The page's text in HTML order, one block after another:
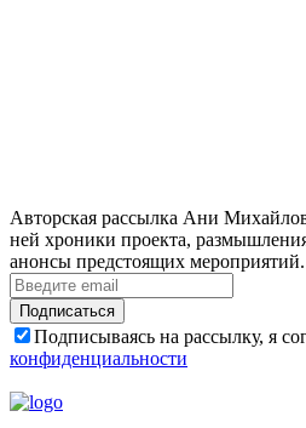
Авторская рассылка Ани
ней хроники проекта,
анонсы предстоящих мероприятий.
Подписаться
Подписываясь на рассылку, я
конфиденциальности